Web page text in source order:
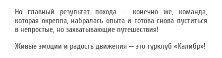
Но главный результат похода — конечно же, команда,
которая окрепла, набралась опыта и готова снова пуститься
в непростые, но захватывающие путешествия!
Живые эмоции и радость движения — это турклуб «Калибр»!